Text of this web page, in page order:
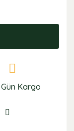
Gün Kargo